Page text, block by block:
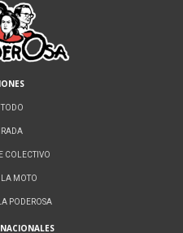
COLECTIVO
LA MOTO
PODEROSA